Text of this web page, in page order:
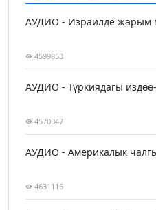
АУДИО - Израилде жарым
4599853
АУДИО - Түркиядагы
4570347
АУДИО - Америкалык
4631116